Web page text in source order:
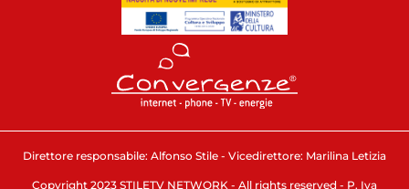
Direttore responsabile: Alfonso Stile - Vicedirettore: Marilina Letizia
Copyright 2023 STILETV NETWORK - All rights reserved - P. Iva